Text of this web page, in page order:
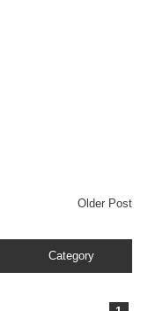
Older Post
Category